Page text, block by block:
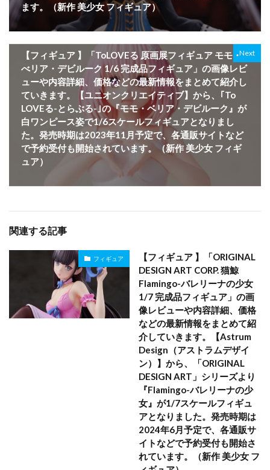
ます。（新作 美少女 フィギュア）
Next
【フィギュア 】「ToLOVEる 原画展フィギュア モモ・
べリア・デビルーク 1/6 完成品フィギュア」の画像レビ
ューや内容詳細、価格などの最新情報をまとめて紹介し
ていきます。【ユニオンクリエイティブ】から、｢To
LOVEる-とらぶる-｣の『モモ・ベリア・デビルーク』が
白ワンピース姿で1/6スケールフィギュアとなりまし
た。発売時期は2023年11月予定で、各通販サイトなど
で予約受付も開始されています。（新作 美少女 フィギ
ュア）
関連する記事
フィギュア
【フィギュア 】「ORIGINAL
DESIGN ART CORP. 猫鯨
Flamingo-バレリーナの少女
1/7 完成品フィギュア」の画
像レビューや内容詳細、価格
などの最新情報をまとめて紹
介していきます。【Astrum
Design（アストラムデザイ
ン）】から、「ORIGINAL
DESIGN ART」シリーズより
『Flamingo-バレリーナの少
女』が1/7スケールフィギュ
アとなりました。発売時期は
2024年6月予定で、各通販サ
イトなどで予約受付も開始さ
れています。（新作 美少女 フ